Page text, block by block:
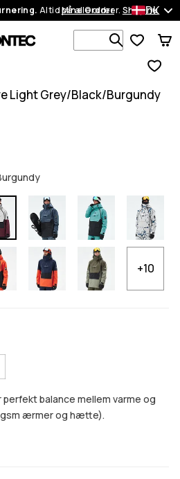
Altid på alle ordrer. Shop nu
Mine Ordrer DK
Søg i 1
Light Grey/Black/Burgundy
+10
balance mellem varme og
ærmer og hætte).